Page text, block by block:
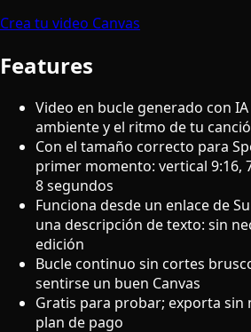
Crea tu video Canvas
Features
Video en bucle generado con
ambiente y el ritmo de tu
Con el tamaño correcto para
primer momento: vertical 9:16,
8 segundos
Funciona desde un enlace de
una descripción de texto: sin
edición
Bucle continuo sin cortes
sentirse un buen Canvas
Gratis para probar; exporta sin
plan de pago